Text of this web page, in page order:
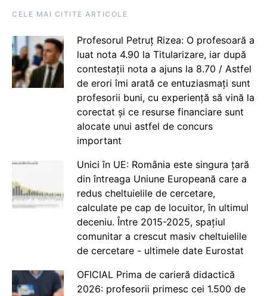
CELE MAI CITITE ARTICOLE
Profesorul Petruț Rizea: O profesoară a
luat nota 4.90 la Titularizare, iar după
contestații nota a ajuns la 8.70 / Astfel
de erori îmi arată ce entuziasmați sunt
profesorii buni, cu experiență să vină la
corectat și ce resurse financiare sunt
alocate unui astfel de concurs
important
Unici în UE: România este singura țară
din întreaga Uniune Europeană care a
redus cheltuielile de cercetare,
calculate pe cap de locuitor, în ultimul
deceniu. Între 2015-2025, spațiul
comunitar a crescut masiv cheltuielile
de cercetare - ultimele date Eurostat
OFICIAL Prima de carieră didactică
2026: profesorii primesc cei 1.500 de